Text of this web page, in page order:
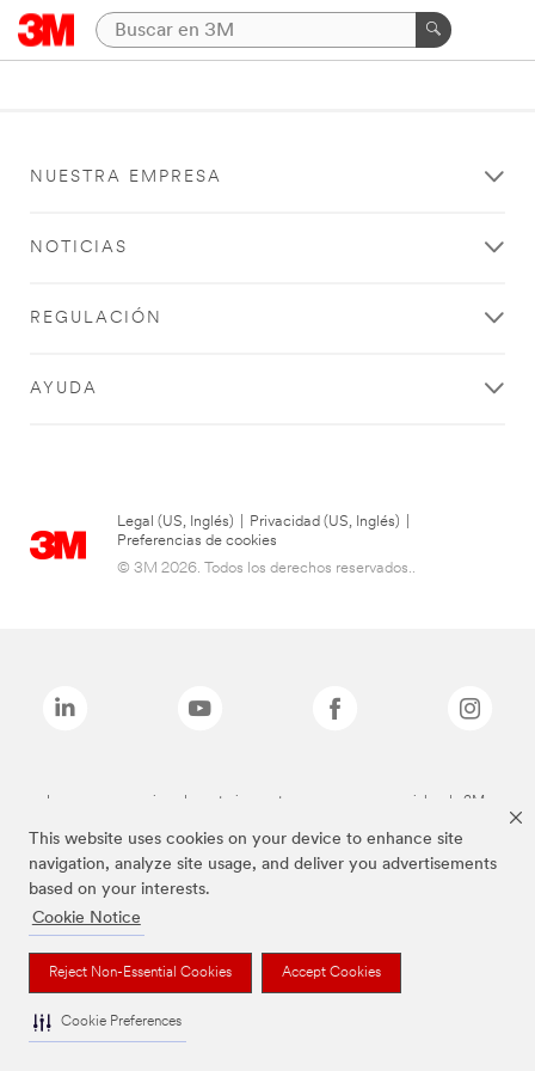
This website uses cookies on your device to enhance site
navigation, analyze site usage, and deliver you advertisements
based on your interests.
Cookie Notice
Reject Non-Essential Cookies Accept Cookies
Cookie Preferences
NUESTRA EMPRESA
NOTICIAS
REGULACIÓN
AYUDA
Legal (US, Inglés) Privacidad (US, Inglés)
Preferencias de cookies
© 3M 2026. Todos los derechos reservados..
Las marcas mencionadas anteriormente son marcas comerciales de 3M.